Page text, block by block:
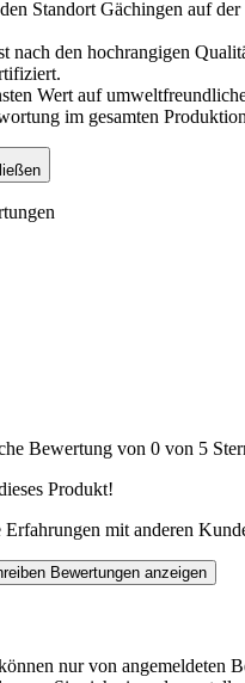
Standort Gächingen auf
den hochrangigen
Wert auf
im gesamten
Bewertung von 0 von 5
Produkt!
Erfahrungen mit anderen
Bewertungen anzeigen
nur von angemeldeten